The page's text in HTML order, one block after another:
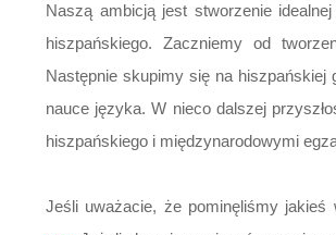
Naszą ambicją jest stworzenie
hiszpańskiego. Zaczniemy od
Następnie skupimy się na
nauce języka. W nieco dalszej
hiszpańskiego i międzynarodowymi
Jeśli uważacie, że pominęliśmy jakieś